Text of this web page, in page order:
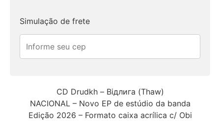
Simulação de frete
CD Drudkh – Відлига (Thaw)
NACIONAL – Novo EP de estúdio da banda
Edição 2026 – Formato caixa acrílica c/ Obi